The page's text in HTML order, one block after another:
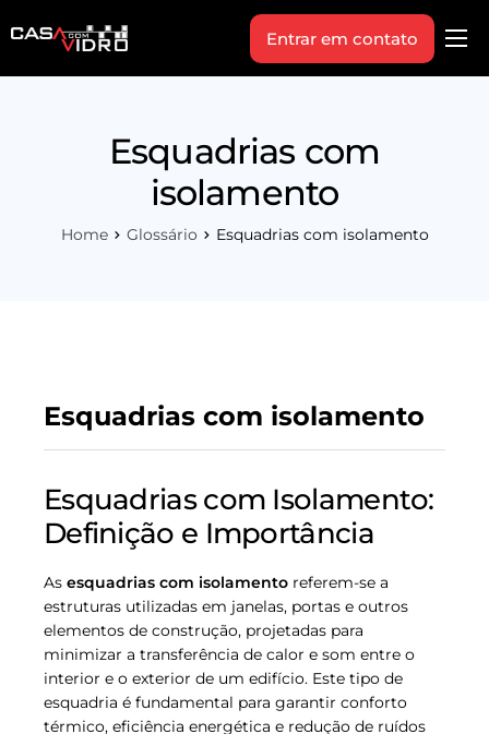
Produtos
Entrar em contato
Esquadrias com
isolamento
Home Glossário Esquadrias com isolamento
Esquadrias com isolamento
Esquadrias com Isolamento:
Definição e Importância
As esquadrias com isolamento referem-se a
estruturas utilizadas em janelas, portas e outros
elementos de construção, projetadas para
minimizar a transferência de calor e som entre o
interior e o exterior de um edifício. Este tipo de
esquadria é fundamental para garantir conforto
térmico, eficiência energética e redução de ruídos